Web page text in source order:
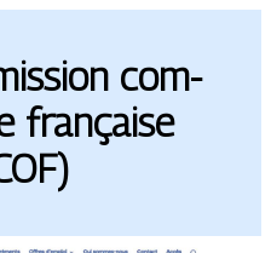
com­
française